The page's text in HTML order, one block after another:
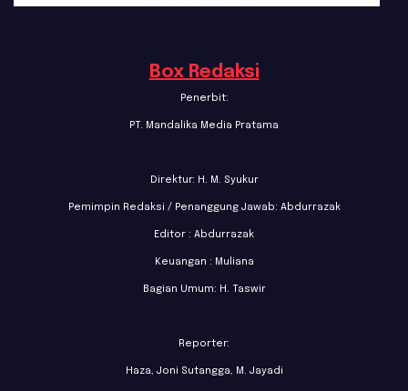
Box Redaksi
Penerbit:
PT. Mandalika Media Pratama
Direktur: H. M. Syukur
Pemimpin Redaksi / Penanggung Jawab: Abdurrazak
Editor : Abdurrazak
Keuangan : Muliana
Bagian Umum: H. Taswir
Reporter:
Haza, Joni Sutangga, M. Jayadi